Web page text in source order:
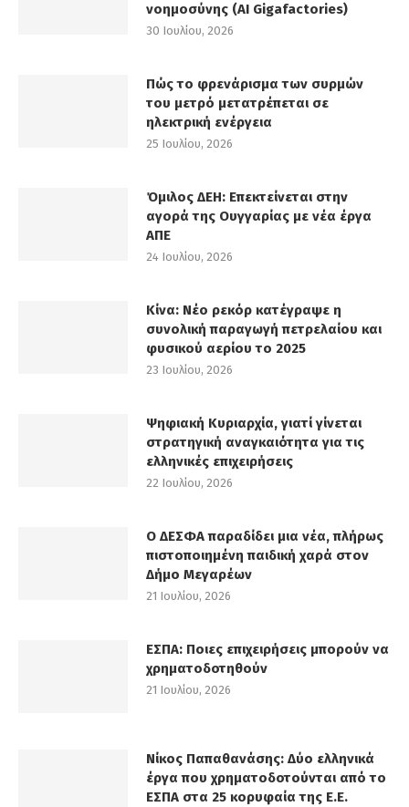
νοημοσύνης (AI Gigafactories)
30 Ιουλίου, 2026
Πώς το φρενάρισμα των συρμών
του μετρό μετατρέπεται σε
ηλεκτρική ενέργεια
25 Ιουλίου, 2026
Όμιλος ΔΕΗ: Επεκτείνεται στην
αγορά της Ουγγαρίας με νέα έργα
ΑΠΕ
24 Ιουλίου, 2026
Κίνα: Νέο ρεκόρ κατέγραψε η
συνολική παραγωγή πετρελαίου και
φυσικού αερίου το 2025
23 Ιουλίου, 2026
Ψηφιακή Κυριαρχία, γιατί γίνεται
στρατηγική αναγκαιότητα για τις
ελληνικές επιχειρήσεις
22 Ιουλίου, 2026
Ο ΔΕΣΦΑ παραδίδει μια νέα, πλήρως
πιστοποιημένη παιδική χαρά στον
Δήμο Μεγαρέων
21 Ιουλίου, 2026
ΕΣΠΑ: Ποιες επιχειρήσεις μπορούν να
χρηματοδοτηθούν
21 Ιουλίου, 2026
Νίκος Παπαθανάσης: Δύο ελληνικά
έργα που χρηματοδοτούνται από το
ΕΣΠΑ στα 25 κορυφαία της Ε.Ε.